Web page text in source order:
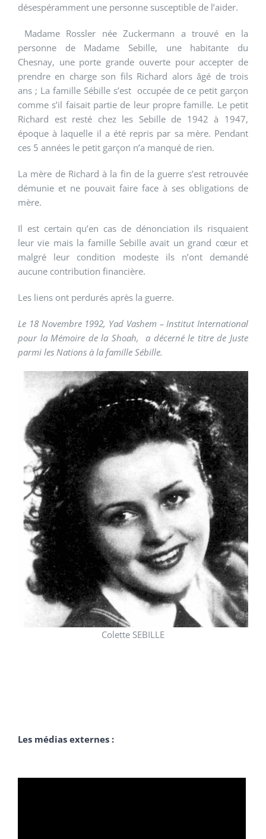
désespéramment une personne susceptible de l’aider.
Madame Rossler née Zuckermann a trouvé en la
personne de Madame Sebille, une habitante du
Chesnay, une porte grande ouverte pour accepter de
prendre en charge son fils Richard alors âgé de trois
ans ; La famille Sébille s’est occupée de ce petit garçon
comme s’il faisait partie de leur propre famille. Le petit
Richard est resté chez les Sebille de 1942 à 1947,
époque à laquelle il a été repris par sa mère. Pendant
ces 5 années le petit garçon n’a manqué de rien.
La mère de Richard à la fin de la guerre s’est retrouvée
démunie et ne pouvait faire face à ses obligations de
mère.
Il est certain qu’en cas de dénonciation ils risquaient
leur vie mais la famille Sebille avait un grand cœur et
malgré leur condition modeste ils n’ont demandé
aucune contribution financière.
Les liens ont perdurés après la guerre.
Le 18 Novembre 1992, Yad Vashem – Institut International
pour la Mémoire de la Shoah, a décerné le titre de Juste
parmi les Nations à la famille Sébille.
Colette SEBILLE
Les médias externes :